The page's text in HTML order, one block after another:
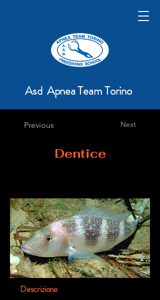
Asd Apnea Team Torino
Previous Next
Dentice
Descrizione